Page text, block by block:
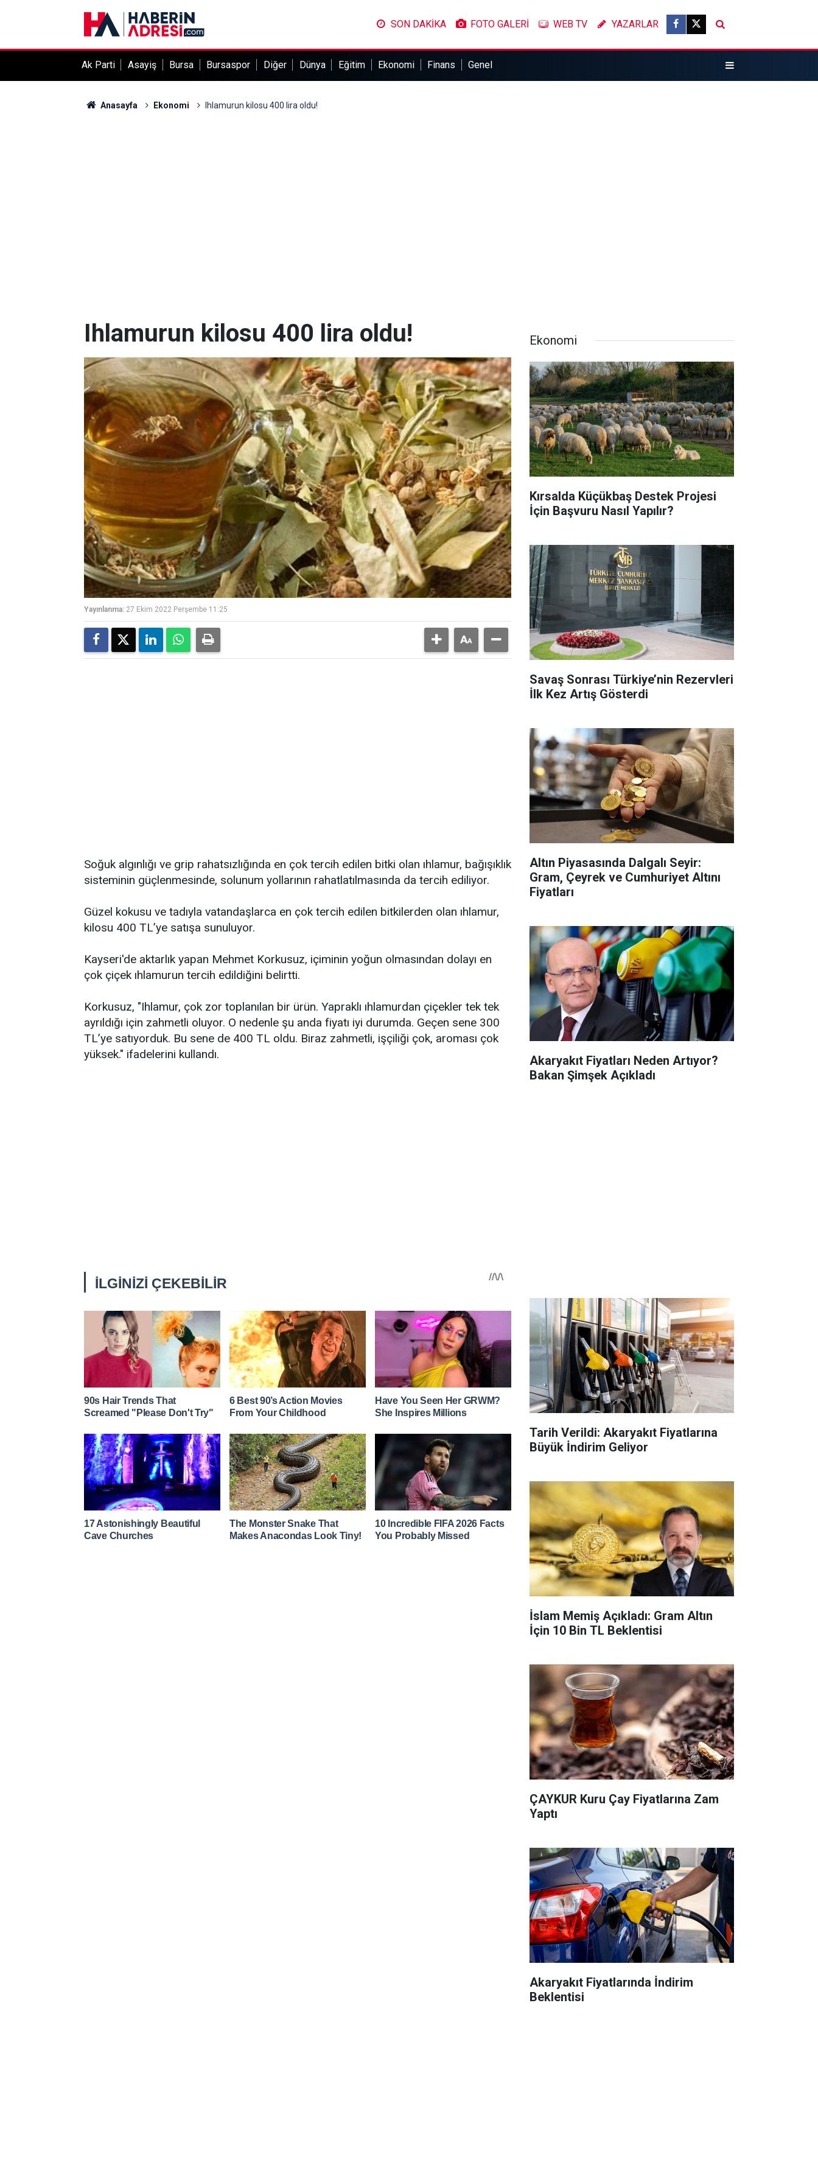
SON DAKİKA FOTO GALERİ WEB TV YAZARLAR
Ak Parti Asayiş Bursa Bursaspor Diğer Dünya Eğitim Ekonomi Finans Genel
Anasayfa Ekonomi Ihlamurun kilosu 400 lira oldu!
Ihlamurun kilosu 400 lira oldu!
Yayınlanma: 27 Ekim 2022 Perşembe 11:25
Soğuk algınlığı ve grip rahatsızlığında en çok tercih edilen bitki olan ıhlamur, bağışıklık
sisteminin güçlenmesinde, solunum yollarının rahatlatılmasında da tercih ediliyor.
Güzel kokusu ve tadıyla vatandaşlarca en çok tercih edilen bitkilerden olan ıhlamur,
kilosu 400 TL’ye satışa sunuluyor.
Kayseri'de aktarlık yapan Mehmet Korkusuz, içiminin yoğun olmasından dolayı en
çok çiçek ıhlamurun tercih edildiğini belirtti.
Korkusuz, "Ihlamur, çok zor toplanılan bir ürün. Yapraklı ıhlamurdan çiçekler tek tek
ayrıldığı için zahmetli oluyor. O nedenle şu anda fiyatı iyi durumda. Geçen sene 300
TL’ye satıyorduk. Bu sene de 400 TL oldu. Biraz zahmetli, işçiliği çok, aroması çok
yüksek." ifadelerini kullandı.
Ekonomi
Kırsalda Küçükbaş Destek Projesi
İçin Başvuru Nasıl Yapılır?
Savaş Sonrası Türkiye’nin Rezervleri
İlk Kez Artış Gösterdi
Altın Piyasasında Dalgalı Seyir:
Gram, Çeyrek ve Cumhuriyet Altını
Fiyatları
Akaryakıt Fiyatları Neden Artıyor?
Bakan Şimşek Açıkladı
Tarih Verildi: Akaryakıt Fiyatlarına
Büyük İndirim Geliyor
İslam Memiş Açıkladı: Gram Altın
İçin 10 Bin TL Beklentisi
ÇAYKUR Kuru Çay Fiyatlarına Zam
Yaptı
Akaryakıt Fiyatlarında İndirim
Beklentisi